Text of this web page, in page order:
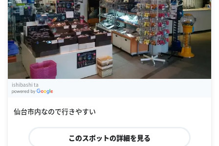
ishibashi ta
仙台市内なので行きやすい
このスポットの詳細を見る